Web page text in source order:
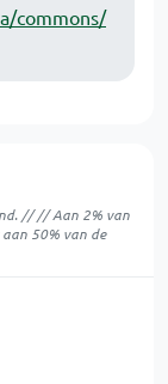
commons/
// // Aan 2% van
50% van de